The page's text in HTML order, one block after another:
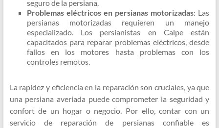
seguro de la persiana.
Problemas eléctricos en persianas motorizadas: Las
persianas motorizadas requieren un manejo
especializado. Los persianistas en Calpe están
capacitados para reparar problemas eléctricos, desde
fallos en los motores hasta problemas con los
controles remotos.
La rapidez y eficiencia en la reparación son cruciales, ya que
una persiana averiada puede comprometer la seguridad y
confort de un hogar o negocio. Por ello, contar con un
servicio de reparación de persianas confiable es